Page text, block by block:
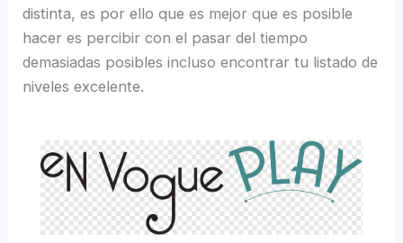
distinta, es por ello que es mejor que es posible
hacer es percibir con el pasar del tiempo
demasiadas posibles incluso encontrar tu listado de
niveles excelente.